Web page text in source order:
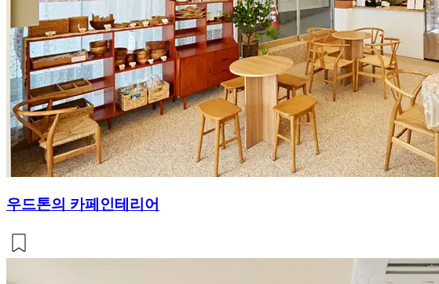
우드톤의 카페인테리어